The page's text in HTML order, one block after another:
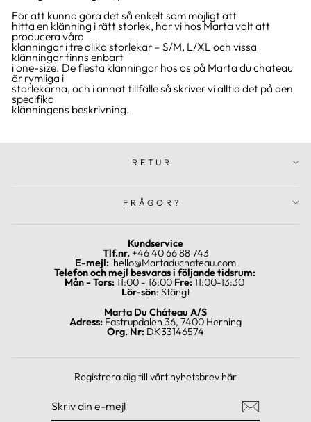
För att kunna göra det så enkelt som möjligt att
hitta en klänning i rätt storlek, har vi hos Marta valt att
producera våra
klänningar i tre olika storlekar – S/M, L/XL och vissa
klänningar finns enbart
i one-size. De flesta klänningar hos os på Marta du chateau
är rymliga i
storlekarna, och i annat tillfälle så skriver vi alltid det på den
specifika
klänningens beskrivning.
RETUR
FRÅGOR?
Kundservice
Tlf.nr.+46 40 66 88 743
E-mejl: hello@Martaduchateau.com
Telefon och mejl besvaras i följande tidsrum:
Mån - Tors:11:00 - 16:00 Fre:11:00-13:30
Lör-sön: Stängt
Marta Du Cháteau A/S
Adress: Fastrupdalen 36, 7400 Herning
Org. Nr: DK33146574
Registrera dig till vårt nyhetsbrev här